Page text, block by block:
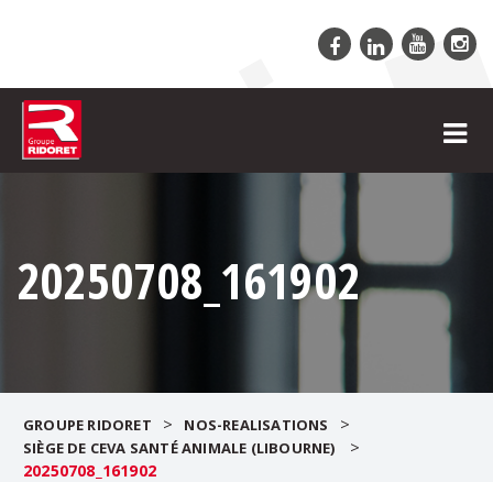
20250708_161902
GROUPE RIDORET > NOS-REALISATIONS >
SIÈGE DE CEVA SANTÉ ANIMALE (LIBOURNE) >
20250708_161902